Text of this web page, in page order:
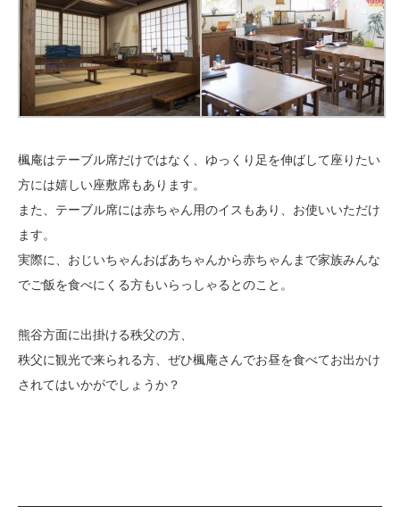
楓庵はテーブル席だけではなく、ゆっくり足を伸ばして座りたい
方には嬉しい座敷席もあります。
また、テーブル席には赤ちゃん用のイスもあり、お使いいただけ
ます。
実際に、おじいちゃんおばあちゃんから赤ちゃんまで家族みんな
でご飯を食べにくる方もいらっしゃるとのこと。
熊谷方面に出掛ける秩父の方、
秩父に観光で来られる方、ぜひ楓庵さんでお昼を食べてお出かけ
されてはいかがでしょうか？